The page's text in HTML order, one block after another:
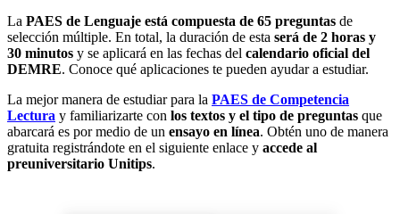
La PAES de Lenguaje está compuesta de 65 preguntas de
selección múltiple. En total, la duración de esta será de 2 horas y
30 minutos y se aplicará en las fechas del calendario oficial del
DEMRE. Conoce qué aplicaciones te pueden ayudar a estudiar.
La mejor manera de estudiar para la PAES de Competencia
Lectura y familiarizarte con los textos y el tipo de preguntas que
abarcará es por medio de un ensayo en línea. Obtén uno de manera
gratuita registrándote en el siguiente enlace y accede al
preuniversitario Unitips.